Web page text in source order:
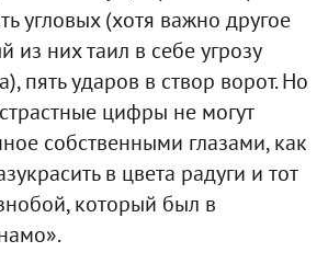
угловых (хотя важно другое
из них таил в себе угрозу
пять ударов в створ ворот. Но
цифры не могут
собственными глазами, как
в цвета радуги и тот
который был в